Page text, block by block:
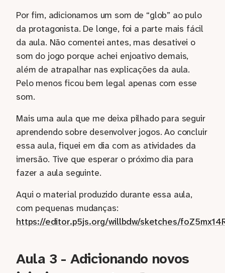
Por fim, adicionamos um som de “glob” ao pulo
da protagonista. De longe, foi a parte mais fácil
da aula. Não comentei antes, mas desativei o
som do jogo porque achei enjoativo demais,
além de atrapalhar nas explicações da aula.
Pelo menos ficou bem legal apenas com esse
som.
Mais uma aula que me deixa pilhado para seguir
aprendendo sobre desenvolver jogos. Ao concluir
essa aula, fiquei em dia com as atividades da
imersão. Tive que esperar o próximo dia para
fazer a aula seguinte.
Aqui o material produzido durante essa aula,
com pequenas mudanças:
https://editor.p5js.org/willbdw/sketches/
Aula 3 - Adicionando novos